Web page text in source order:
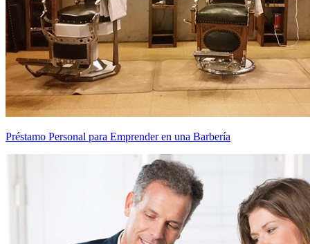
Préstamo Personal para Emprender en una Barbería